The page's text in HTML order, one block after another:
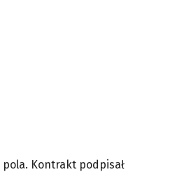
Kontrakt podpisał